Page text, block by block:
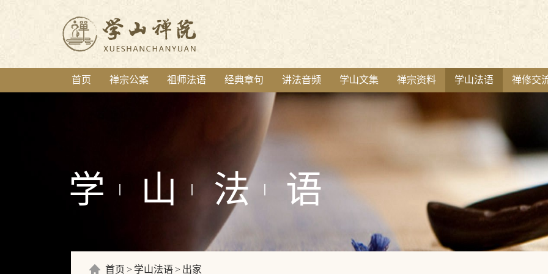
首页 禅宗公案 祖师法语 经典章句 讲法音频 学山文集 禅宗资料 学山法语 禅修交
学 山 法 语
首页 学山法语 出家